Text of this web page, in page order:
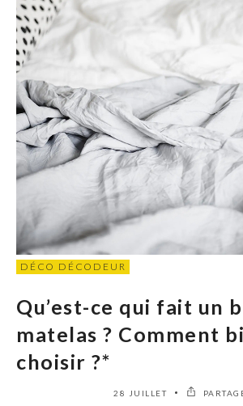
DÉCO DÉCODEUR
Qu’est-ce qui fait un
matelas ? Comment
choisir ?*
28 JUILLET